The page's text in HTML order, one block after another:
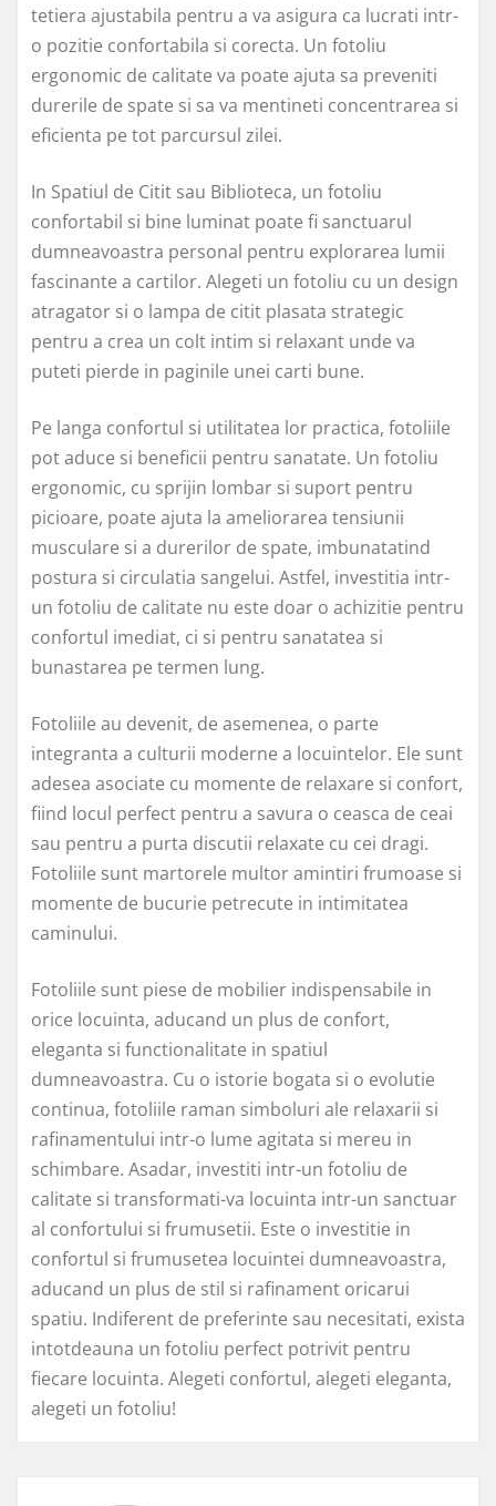
tetiera ajustabila pentru a va asigura ca lucrati intr-
o pozitie confortabila si corecta. Un fotoliu
ergonomic de calitate va poate ajuta sa preveniti
durerile de spate si sa va mentineti concentrarea si
eficienta pe tot parcursul zilei.
In Spatiul de Citit sau Biblioteca, un fotoliu
confortabil si bine luminat poate fi sanctuarul
dumneavoastra personal pentru explorarea lumii
fascinante a cartilor. Alegeti un fotoliu cu un design
atragator si o lampa de citit plasata strategic
pentru a crea un colt intim si relaxant unde va
puteti pierde in paginile unei carti bune.
Pe langa confortul si utilitatea lor practica, fotoliile
pot aduce si beneficii pentru sanatate. Un fotoliu
ergonomic, cu sprijin lombar si suport pentru
picioare, poate ajuta la ameliorarea tensiunii
musculare si a durerilor de spate, imbunatatind
postura si circulatia sangelui. Astfel, investitia intr-
un fotoliu de calitate nu este doar o achizitie pentru
confortul imediat, ci si pentru sanatatea si
bunastarea pe termen lung.
Fotoliile au devenit, de asemenea, o parte
integranta a culturii moderne a locuintelor. Ele sunt
adesea asociate cu momente de relaxare si confort,
fiind locul perfect pentru a savura o ceasca de ceai
sau pentru a purta discutii relaxate cu cei dragi.
Fotoliile sunt martorele multor amintiri frumoase si
momente de bucurie petrecute in intimitatea
caminului.
Fotoliile sunt piese de mobilier indispensabile in
orice locuinta, aducand un plus de confort,
eleganta si functionalitate in spatiul
dumneavoastra. Cu o istorie bogata si o evolutie
continua, fotoliile raman simboluri ale relaxarii si
rafinamentului intr-o lume agitata si mereu in
schimbare. Asadar, investiti intr-un fotoliu de
calitate si transformati-va locuinta intr-un sanctuar
al confortului si frumusetii. Este o investitie in
confortul si frumusetea locuintei dumneavoastra,
aducand un plus de stil si rafinament oricarui
spatiu. Indiferent de preferinte sau necesitati, exista
intotdeauna un fotoliu perfect potrivit pentru
fiecare locuinta. Alegeti confortul, alegeti eleganta,
alegeti un fotoliu!